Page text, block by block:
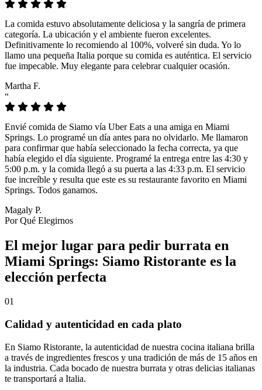
La comida estuvo absolutamente deliciosa y la sangría de primera
categoría. La ubicación y el ambiente fueron excelentes.
Definitivamente lo recomiendo al 100%, volveré sin duda. Yo lo
llamo una pequeña Italia porque su comida es auténtica. El servicio
fue impecable. Muy elegante para celebrar cualquier ocasión.
Martha F.
“
Envié comida de Siamo vía Uber Eats a una amiga en Miami
Springs. Lo programé un día antes para no olvidarlo. Me llamaron
para confirmar que había seleccionado la fecha correcta, ya que
había elegido el día siguiente. Programé la entrega entre las 4:30 y
5:00 p.m. y la comida llegó a su puerta a las 4:33 p.m. El servicio
fue increíble y resulta que este es su restaurante favorito en Miami
Springs. Todos ganamos.
Magaly P.
Por Qué Elegirnos
El mejor lugar para pedir burrata en
Miami Springs: Siamo Ristorante es la
elección perfecta
01
Calidad y autenticidad en cada plato
En Siamo Ristorante, la autenticidad de nuestra cocina italiana brilla
a través de ingredientes frescos y una tradición de más de 15 años en
la industria. Cada bocado de nuestra burrata y otras delicias italianas
te transportará a Italia.